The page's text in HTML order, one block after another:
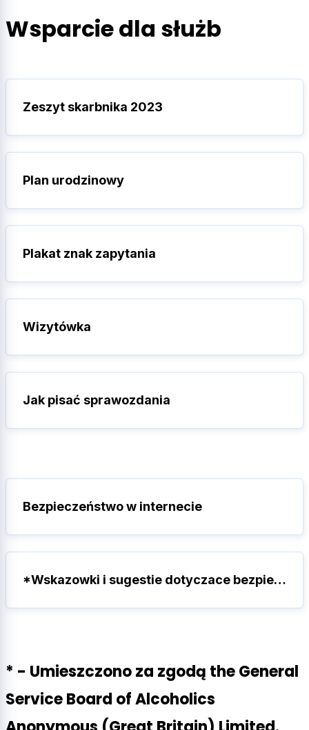
Wsparcie dla służb
Zeszyt skarbnika 2023
Plan urodzinowy
Plakat znak zapytania
Wizytówka
Jak pisać sprawozdania
Bezpieczeństwo w internecie
*Wskazowki i sugestie dotyczace bezpieczenstwa w internecie.
* - Umieszczono za zgodą the General
Service Board of Alcoholics